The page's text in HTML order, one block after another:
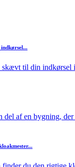
skævt til din indkørsel
del af en bygning, der